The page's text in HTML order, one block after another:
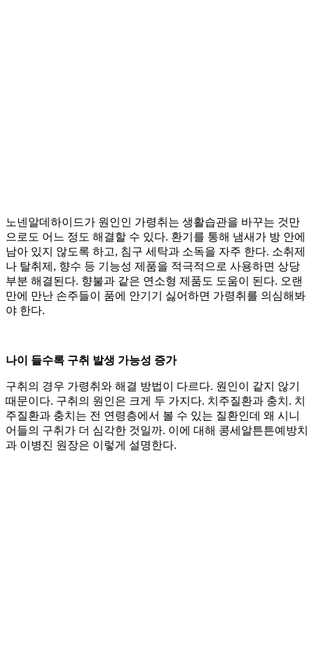
노넨알데하이드가 원인인 가령취는 생활습관을 바꾸는 것만
으로도 어느 정도 해결할 수 있다. 환기를 통해 냄새가 방 안에
남아 있지 않도록 하고, 침구 세탁과 소독을 자주 한다. 소취제
나 탈취제, 향수 등 기능성 제품을 적극적으로 사용하면 상당
부분 해결된다. 향불과 같은 연소형 제품도 도움이 된다. 오랜
만에 만난 손주들이 품에 안기기 싫어하면 가령취를 의심해봐
야 한다.
나이 들수록 구취 발생 가능성 증가
구취의 경우 가령취와 해결 방법이 다르다. 원인이 같지 않기
때문이다. 구취의 원인은 크게 두 가지다. 치주질환과 충치. 치
주질환과 충치는 전 연령층에서 볼 수 있는 질환인데 왜 시니
어들의 구취가 더 심각한 것일까. 이에 대해 콩세알튼튼예방치
과 이병진 원장은 이렇게 설명한다.